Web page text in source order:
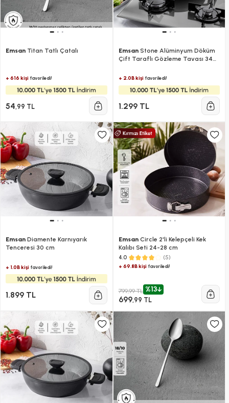
Emsan Titan Tatlı Çatalı
+ 616 kişi favoriledi!
54,99 TL
EmsanStone Alüminyum Döküm
Çift Taraflı Gözleme Tavası 34
+ 2.0B kişifavoriledi!
1.299 TL
Emsan Diamente Karnıyarık
Tenceresi 30 cm
+ 1.0B kişi favoriledi!
1.899 TL
EmsanCircle 2'li Kelepçeli Kek
Kalıbı Seti 24-28 cm
4.0 (5)
+ 69.8B kişifavoriledi!
799,99 TL %13
699,99 TL